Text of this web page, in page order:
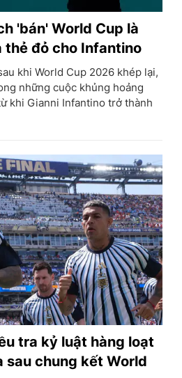
'bán' World Cup là
thẻ đỏ cho Infantino
khi World Cup 2026 khép lại,
những cuộc khủng hoảng
khi Gianni Infantino trở thành
tra kỷ luật hàng loạt
sau chung kết World